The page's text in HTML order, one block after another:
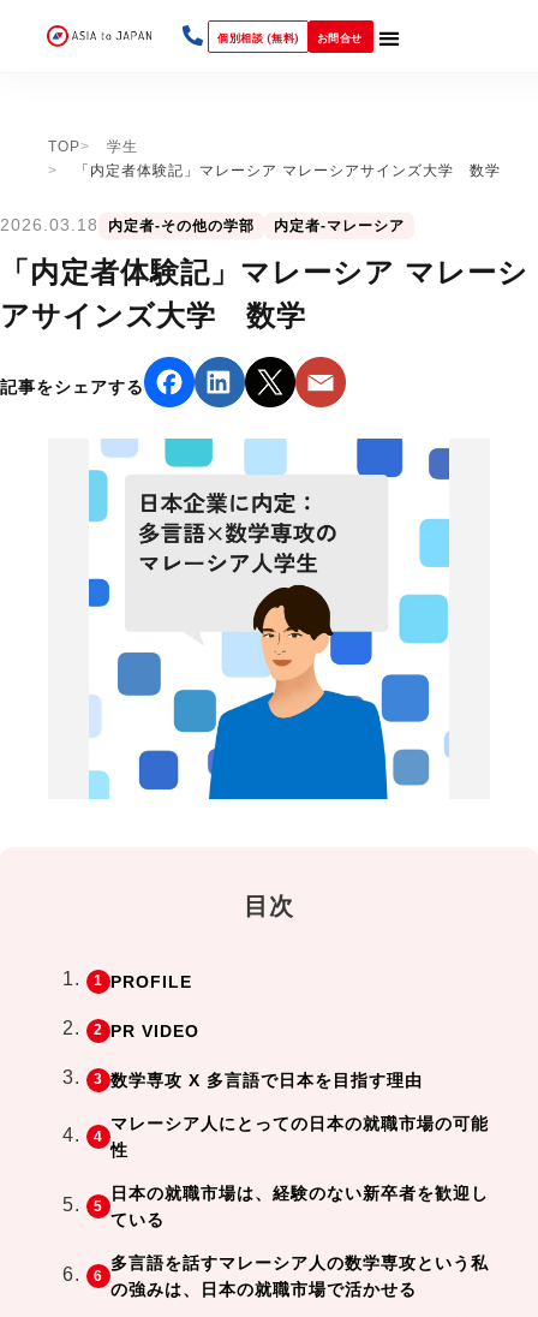
個別相談 (無料) お問合せ
TOP
学生
「内定者体験記」マレーシア マレーシアサインズ大学 数学
2026.03.18 内定者-その他の学部 内定者-マレーシア
「内定者体験記」マレーシア マレーシ
アサインズ大学 数学
記事をシェアする
目次
PROFILE
PR VIDEO
数学専攻 X 多言語で日本を目指す理由
マレーシア人にとっての日本の就職市場の可能
性
日本の就職市場は、経験のない新卒者を歓迎し
ている
多言語を話すマレーシア人の数学専攻という私
の強みは、日本の就職市場で活かせる